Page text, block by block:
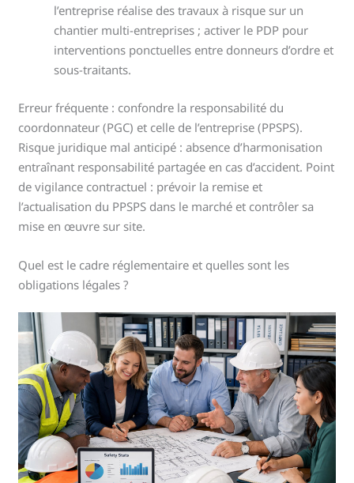
l’entreprise réalise des travaux à risque sur un
chantier multi-entreprises ; activer le PDP pour
interventions ponctuelles entre donneurs d’ordre et
sous-traitants.
Erreur fréquente : confondre la responsabilité du
coordonnateur (PGC) et celle de l’entreprise (PPSPS).
Risque juridique mal anticipé : absence d’harmonisation
entraînant responsabilité partagée en cas d’accident. Point
de vigilance contractuel : prévoir la remise et
l’actualisation du PPSPS dans le marché et contrôler sa
mise en œuvre sur site.
Quel est le cadre réglementaire et quelles sont les
obligations légales ?